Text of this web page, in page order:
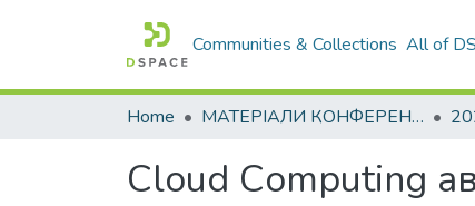
Communities & Collections All of
Home МАТЕРІАЛИ КОНФЕРЕНЦІЙ
Сloud Сomputing